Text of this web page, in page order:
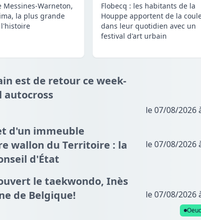
Messines-Warneton,
la plus grande
Flobecq : les habitants de la
Houppe apportent de la
dans leur quotidien avec un
festival d'art urbain
est de retour ce week-
autocross
le 07/08/2026
d'un immeuble
wallon du Territoire : la
d'État
le 07/08/2026
le taekwondo, Inès
de Belgique!
le 07/08/2026